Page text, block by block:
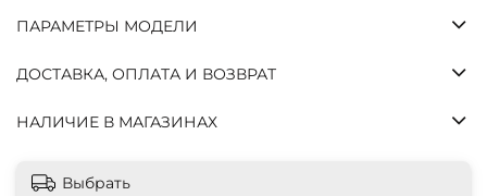
сегодня
неделинеделинедель
Без
и
обычная
ПАРАМЕТРЫ МОДЕЛИ
ДОСТАВКА, ОПЛАТА И ВОЗВРАТ
НАЛИЧИЕ В МАГАЗИНАХ
Выбрать